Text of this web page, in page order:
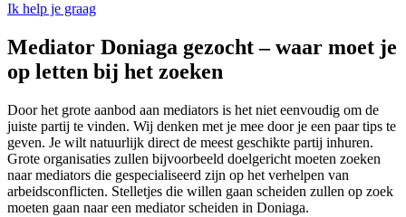
Ik help je graag
Mediator Doniaga gezocht – waar moet je
op letten bij het zoeken
Door het grote aanbod aan mediators is het niet eenvoudig om de
juiste partij te vinden. Wij denken met je mee door je een paar tips te
geven. Je wilt natuurlijk direct de meest geschikte partij inhuren.
Grote organisaties zullen bijvoorbeeld doelgericht moeten zoeken
naar mediators die gespecialiseerd zijn op het verhelpen van
arbeidsconflicten. Stelletjes die willen gaan scheiden zullen op zoek
moeten gaan naar een mediator scheiden in Doniaga.